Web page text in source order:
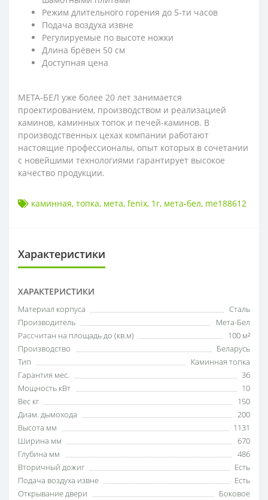
Режим длительного горения до 5-ти часов
Подача воздуха извне
Регулируемые по высоте ножки
Длина брёвен 50 см
Доступная цена
МЕТА-БЕЛ уже более 20 лет занимается
проектированием, производством и реализацией
каминов, каминных топок и печей-каминов. В
производственных цехах компании работают
настоящие профессионалы, опыт которых в сочетании
с новейшими технологиями гарантирует высокое
качество продукции.
каминная, топка, мета, fenix, 1r, мета-бел, me188612
Характеристики
ХАРАКТЕРИСТИКИ
Материал корпуса
Сталь
Производитель
Мета-Бел
Рассчитан на площадь до (кв.м)
100 м²
Производство
Беларусь
Тип
Каминная топка
Гарантия мес.
36
Мощность кВт
10
Вес кг
150
Диам. дымохода
200
Высота мм
1131
Ширина мм
670
Глубина мм
486
Вторичный дожиг
Есть
Подача воздуха извне
Есть
Открывание двери
Боковое